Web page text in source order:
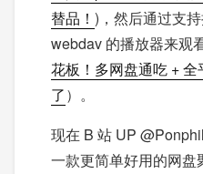
替品！ )，然后通过支
webdav 的播放器来观
花板！多网盘通吃 +
了）。
现在 B 站 UP
一款更简单好用的网